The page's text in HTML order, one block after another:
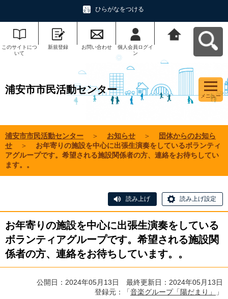
ひらがなをつける
このサイトにつ
いて
新規登録 お問い合わせ
個人会員ログイ
ン
浦安市市民活動センター
メニュー
浦安市市民活動センター ＞ お知らせ ＞
団体からのお知ら
せ
＞
お年寄りの施設を中心に出張生演奏をしているボランティ
アグループです。希望される施設関係者の方、連絡をお待ちしてい
ます。。
読み上げ 読み上げ設定
お年寄りの施設を中心に出張生演奏をしている
ボランティアグループです。希望される施設関
係者の方、連絡をお待ちしています。。
公開日：2024年05月13日 最終更新日：2024年05月13日
登録元：「音楽グループ「陽だまり」 」